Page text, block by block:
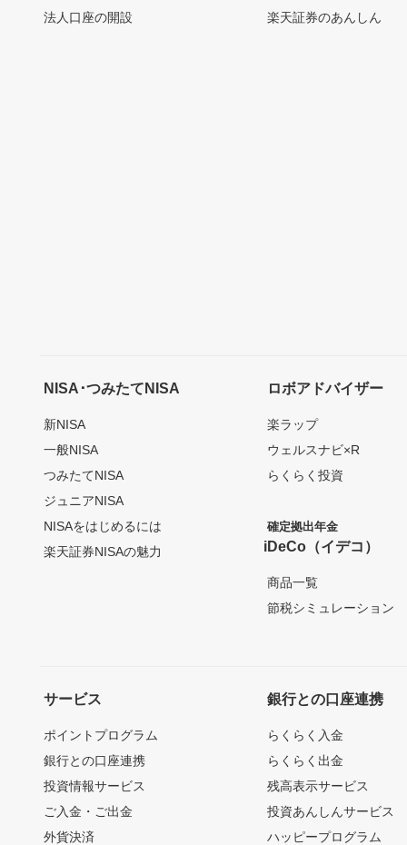
法人口座の開設
楽天証券のあんしん
NISA･つみたてNISA
新NISA
一般NISA
つみたてNISA
ジュニアNISA
NISAをはじめるには
楽天証券NISAの魅力
ロボアドバイザー
楽ラップ
ウェルスナビ×R
らくらく投資
確定拠出年金
iDeCo（イデコ）
商品一覧
節税シミュレーション
サービス
ポイントプログラム
銀行との口座連携
投資情報サービス
ご入金・ご出金
外貨決済
銀行との口座連携
らくらく入金
らくらく出金
残高表示サービス
投資あんしんサービス
ハッピープログラム